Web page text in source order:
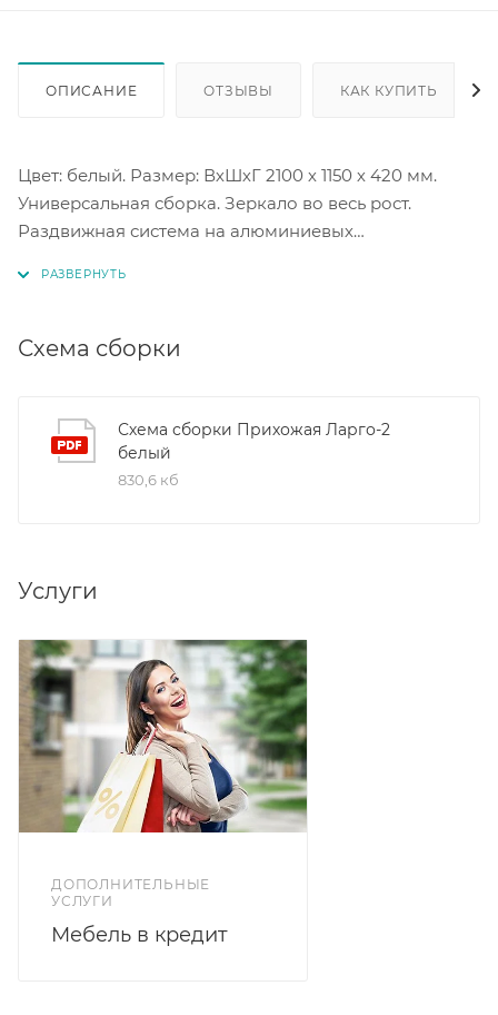
ОПИСАНИЕ ОТЗЫВЫ КАК КУПИТЬ
Цвет: белый. Размер: ВхШхГ 2100 х 1150 х 420 мм.
Универсальная сборка. Зеркало во весь рост.
Раздвижная система на алюминиевых
Схема сборки
Схема сборки Прихожая Ларго-2
белый
830,6 кб
Услуги
ДОПОЛНИТЕЛЬНЫЕ
УСЛУГИ
Мебель в кредит